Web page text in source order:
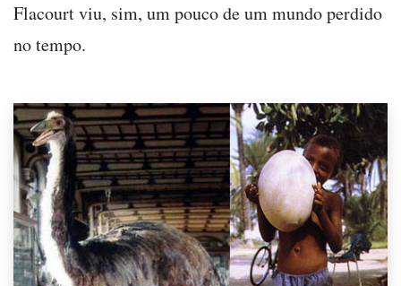
Flacourt viu, sim, um pouco de um mundo perdido
no tempo.